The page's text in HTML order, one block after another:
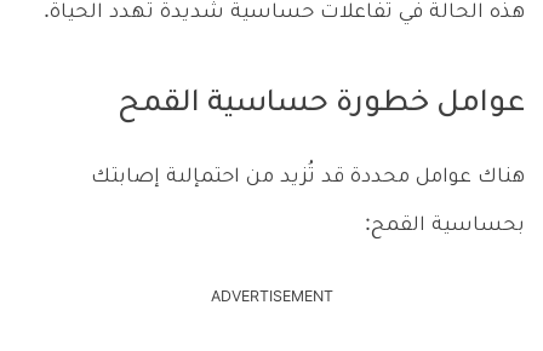
هذه الحالة في تفاعلات حساسية شديدة تهدد الحياة.
عوامل خطورة حساسية القمح
هناك عوامل محددة قد تُزيد من احتمإلىة إصابتك
بحساسية القمح:
ADVERTISEMENT